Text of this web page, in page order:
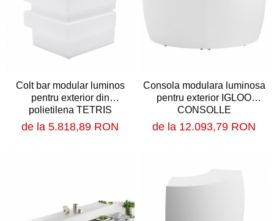
Scaune profesionale
Scaune de lucru
Colt bar modular luminos
pentru exterior din
polietilena TETRIS
de la 5.818,89 RON
Consola modulara luminosa
pentru exterior IGLOO
CONSOLLE
de la 12.093,79 RON